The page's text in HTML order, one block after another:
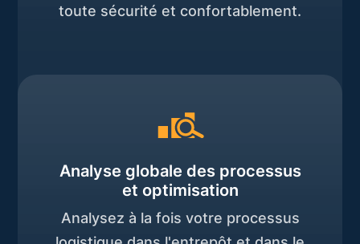
toute sécurité et confortablement.
Analyse globale des processus
et optimisation
Analysez à la fois votre processus